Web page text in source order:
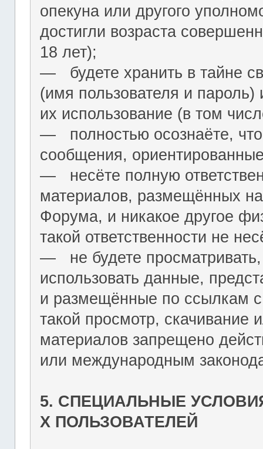
опекуна или другого
достигли возраста
18 лет);
― будете хранить в тайне
(имя пользователя и пароль)
их использование (в том
― полностью осознаёте,
сообщения,
― несёте полную
материалов, размещённых
Форума, и никакое другое
такой ответственности не
― не будете
использовать данные,
и размещённые по ссылкам
такой просмотр, скачивание
материалов запрещено
или международным
5. СПЕЦИАЛЬНЫЕ
Х ПОЛЬЗОВАТЕЛЕЙ